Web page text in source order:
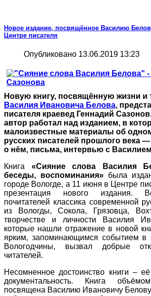
Новое издание, посвящённое Василию
Центре писателя
Опубликовано 13.06.2019 13:23
Новую книгу, посвящённую жизни и
Василия Ивановича Белова,
писателя краевед Геннадий
автор работал над изданием, в
малоизвестные материалы об
русских писателей прошлого века
о нём, письма, интервью с
Книга «Сияние слова Василия
беседы, воспоминания»была
городе Вологде, а 11 июня в Центре
презентация нового издания.
почитателей классика современной
из Вологды, Сокола, Грязовца,
творчестве и личности Василия
которые нашли отражение в новой
ярким, запоминающимся событием в
Вологодчины, вызвал добрые
читателей.
Несомненное достоинство книги –
документальность. Книга
посвящена Василию Ивановичу Белову